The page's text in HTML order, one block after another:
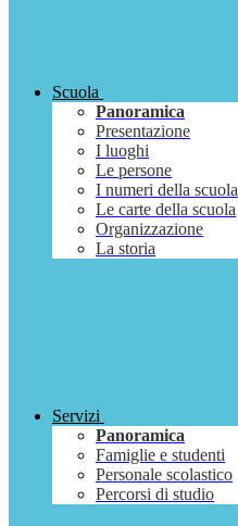
Scuola
Panoramica
Presentazione
I luoghi
Le persone
I numeri della scuola
Le carte della scuola
Organizzazione
La storia
Servizi
Panoramica
Famiglie e studenti
Personale scolastico
Percorsi di studio